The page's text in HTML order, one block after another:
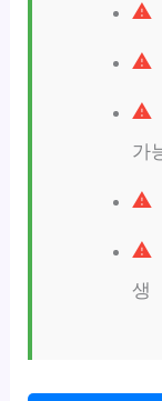
가
생